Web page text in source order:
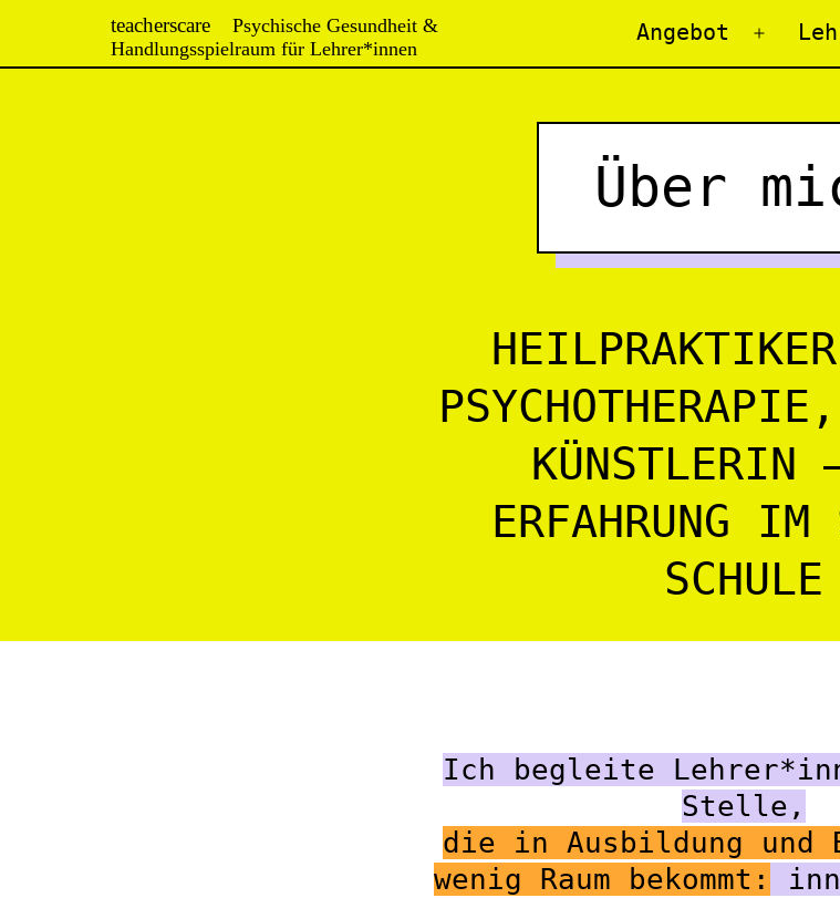
teacherscare
Psychische Gesundheit &
Handlungsspielraum für Lehrer*innen
Angebot
Menü
Über
KÜNSTLERIN
ERFAHRUNG IM
SCHULE
Ich begleite
Stelle,
die in Ausbildung und
wenig Raum bekommt: